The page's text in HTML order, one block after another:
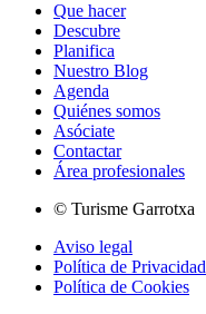
Que hacer
Descubre
Planifica
Nuestro Blog
Agenda
Quiénes somos
Asóciate
Contactar
Área profesionales
© Turisme Garrotxa
Aviso legal
Política de Privacidad
Política de Cookies